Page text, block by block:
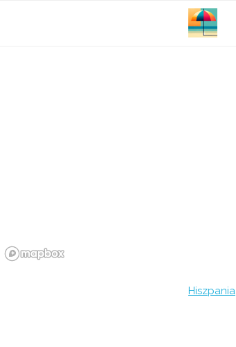
Hiszpania